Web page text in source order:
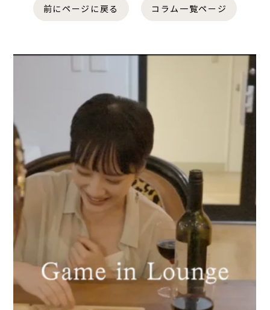
前にページに戻る コラム一覧ページ